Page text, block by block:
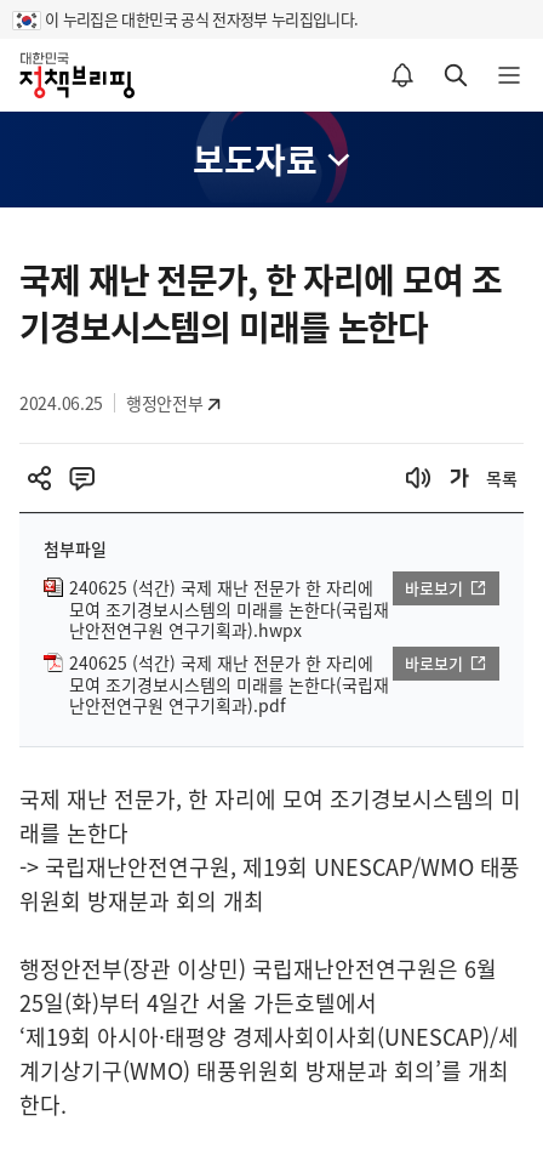
이 누리집은 대한민국 공식 전자정부 누리집입니다.
홈
알림설정 바로가기 검색 바로가기 메뉴 열기
보도자료
텐
츠
영
국제 재난 전문가, 한 자리에 모여 조
기경보시스템의 미래를 논한다
2024.06.25 행정안전부
목록
첨부파일
240625 (석간) 국제 재난 전문가 한 자리에
모여 조기경보시스템의 미래를 논한다(국립재
난안전연구원 연구기획과).hwpx
바로보기
240625 (석간) 국제 재난 전문가 한 자리에
모여 조기경보시스템의 미래를 논한다(국립재
난안전연구원 연구기획과).pdf
바로보기
국제 재난 전문가, 한 자리에 모여 조기경보시스템의 미
래를 논한다
-> 국립재난안전연구원, 제19회 UNESCAP/WMO 태풍
위원회 방재분과 회의 개최
행정안전부(장관 이상민) 국립재난안전연구원은 6월
25일(화)부터 4일간 서울 가든호텔에서
‘제19회 아시아·태평양 경제사회이사회(UNESCAP)/세
계기상기구(WMO) 태풍위원회 방재분과 회의’를 개최
한다.